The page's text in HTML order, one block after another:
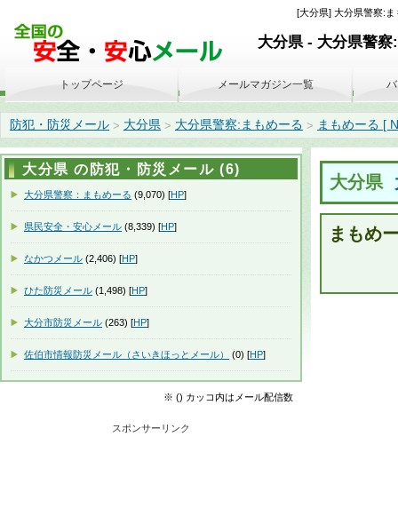
[大分県] 大分県警察:
大分県 - 大分県警察
防犯・防災メール > 大分県 > 大分県警察:まもめーる > まもめーる [
大分県
まもめ
トップページ メールマガジン一覧
大分県 の防犯・防災メール (6)
大分県警察：まもめーる (9,070) [HP]
県民安全・安心メール (8,339) [HP]
なかつメール (2,406) [HP]
ひた防災メール (1,498) [HP]
大分市防災メール (263) [HP]
佐伯市情報防災メール（さいきほっとメール） (0) [HP]
※ () カッコ内はメール配信数
スポンサーリンク